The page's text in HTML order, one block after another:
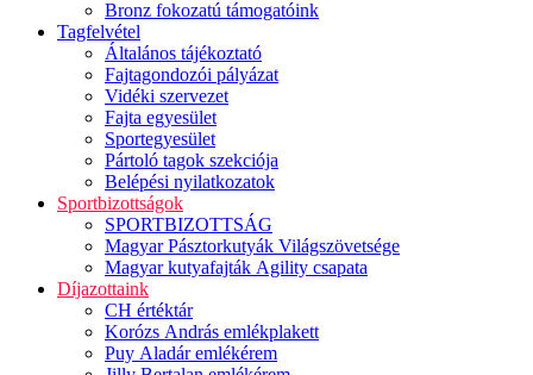
Bronz fokozatú támogatóink
Tagfelvétel
Általános tájékoztató
Fajtagondozói pályázat
Vidéki szervezet
Fajta egyesület
Sportegyesület
Pártoló tagok szekciója
Belépési nyilatkozatok
Sportbizottságok
SPORTBIZOTTSÁG
Magyar Pásztorkutyák Világszövetsége
Magyar kutyafajták Agility csapata
Díjazottaink
CH értéktár
Korózs András emlékplakett
Puy Aladár emlékérem